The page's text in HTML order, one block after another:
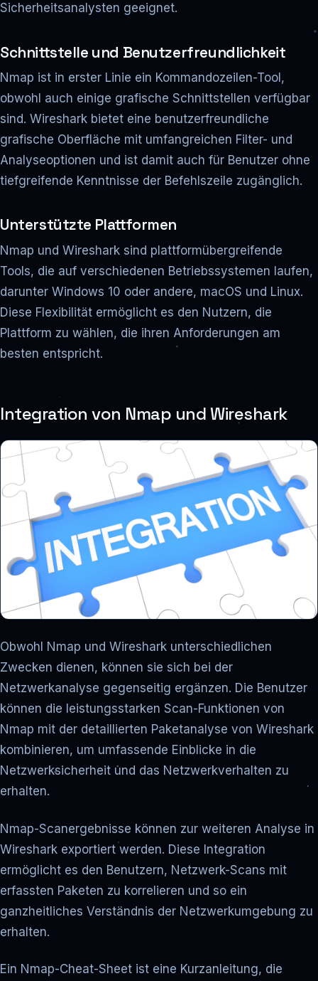
Sicherheitsanalysten geeignet.
Schnittstelle und Benutzerfreundlichkeit
Nmap ist in erster Linie ein Kommandozeilen-Tool,
obwohl auch einige grafische Schnittstellen verfügbar
sind. Wireshark bietet eine benutzerfreundliche
grafische Oberfläche mit umfangreichen Filter- und
Analyseoptionen und ist damit auch für Benutzer ohne
tiefgreifende Kenntnisse der Befehlszeile zugänglich.
Unterstützte Plattformen
Nmap und Wireshark sind plattformübergreifende
Tools, die auf verschiedenen Betriebssystemen laufen,
darunter Windows 10 oder andere, macOS und Linux.
Diese Flexibilität ermöglicht es den Nutzern, die
Plattform zu wählen, die ihren Anforderungen am
besten entspricht.
Integration von Nmap und Wireshark
Obwohl Nmap und Wireshark unterschiedlichen
Zwecken dienen, können sie sich bei der
Netzwerkanalyse gegenseitig ergänzen. Die Benutzer
können die leistungsstarken Scan-Funktionen von
Nmap mit der detaillierten Paketanalyse von Wireshark
kombinieren, um umfassende Einblicke in die
Netzwerksicherheit und das Netzwerkverhalten zu
erhalten.
Nmap-Scanergebnisse können zur weiteren Analyse in
Wireshark exportiert werden. Diese Integration
ermöglicht es den Benutzern, Netzwerk-Scans mit
erfassten Paketen zu korrelieren und so ein
ganzheitliches Verständnis der Netzwerkumgebung zu
erhalten.
Ein Nmap-Cheat-Sheet ist eine Kurzanleitung, die